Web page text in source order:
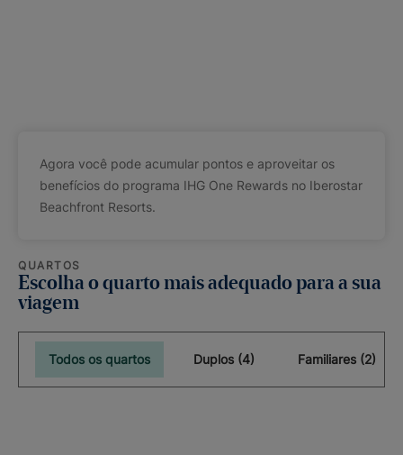
Agora você pode acumular pontos e aproveitar os
benefícios do programa IHG One Rewards no Iberostar
Beachfront Resorts.
QUARTOS
Escolha o quarto mais adequado para a sua
viagem
Todos os quartos Duplos (4) Familiares (2)